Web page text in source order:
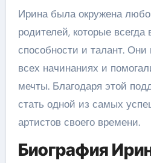
Ирина была окружена
родителей, которые всегда
способности и талант.
всех начинаниях и
мечты. Благодаря этой
стать одной из самых
артистов своего времени.
Биография